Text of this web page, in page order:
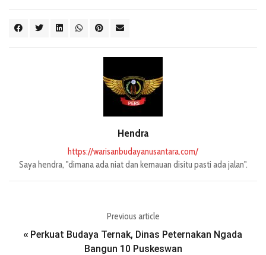
Hendra
https://warisanbudayanusantara.com/
Saya hendra, "dimana ada niat dan kemauan disitu pasti ada jalan".
Previous article
« Perkuat Budaya Ternak, Dinas Peternakan Ngada
Bangun 10 Puskeswan